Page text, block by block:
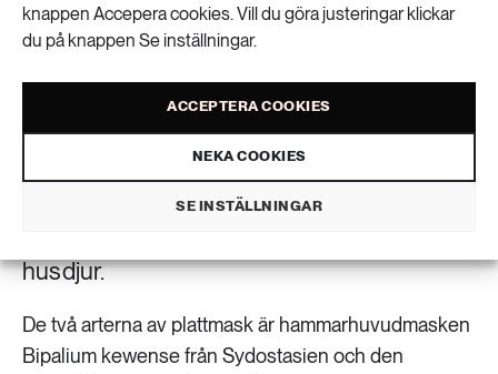
knappen Accepera cookies. Vill du göra justeringar klickar
du på knappen Se inställningar.
ACCEPTERA COOKIES
NEKA COOKIES
SE INSTÄLLNINGAR
Två nya arter av invasiv plattmask har
upptäckts i Sverige, meddelar
Naturhistoriska riksmuseet. Maskarna har
hittats av plantskolor, på importerade växter
– men forskare varnar för att man i
husdjur.
De två arterna av plattmask är hammarhuvudmasken
Bipalium kewense från Sydostasien och den